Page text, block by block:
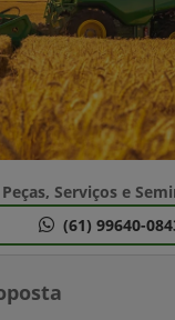
Serviços e
(61) 99640-